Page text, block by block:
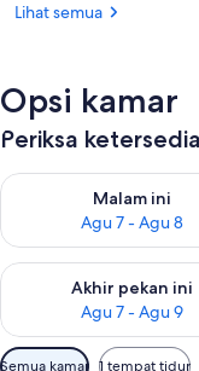
Lihat semua
Opsi kamar
Periksa
Malam ini
Agu 7 - Agu 8
Periksa ketersediaan
Akhir pekan ini
Agu 7 - Agu 9
Periksa ketersediaan
Filter
Semua kamar 1 tempat tidur